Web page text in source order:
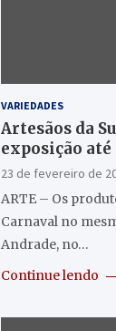
VARIEDADES
Artesãos da
exposição
23 de fevereiro de
ARTE – Os
Carnaval no
Andrade, no…
Continue lendo